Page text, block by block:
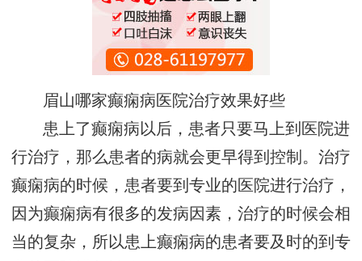
眉山哪家癫痫病医院治疗效果好些
患上了癫痫病以后，患者只要马上到医院进
行治疗，那么患者的病就会更早得到控制。治疗
癫痫病的时候，患者要到专业的医院进行治疗，
因为癫痫病有很多的发病因素，治疗的时候会相
当的复杂，所以患上癫痫病的患者要及时的到专